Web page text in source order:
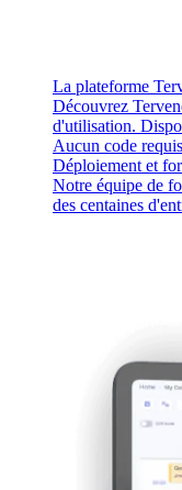
La plateforme
Découvrez
d'utilisation.
Aucun code
Déploiement et
Notre équipe de
des centaines